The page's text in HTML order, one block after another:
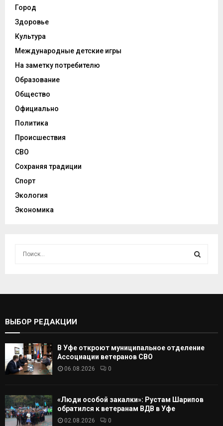
Город
Здоровье
Культура
Международные детские игры
На заметку потребителю
Образование
Общество
Официально
Политика
Происшествия
СВО
Сохраняя традиции
Спорт
Экология
Экономика
С
А
ВЫБОР РЕДАКЦИИ
В Уфе откроют муниципальное отделение
Ассоциации ветеранов СВО
06.08.2026 0
«Люди особой закалки»: Рустам Шарипов
обратился к ветеранам ВДВ в Уфе
02.08.2026 0